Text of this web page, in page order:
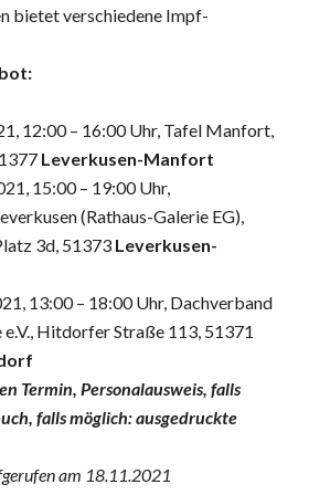
bietet verschiedene Impf-
12:00 – 16:00 Uhr, Tafel Manfort,
Leverkusen-Manfort
15:00 – 19:00 Uhr,
(Rathaus-Galerie EG),
3d, 51373 Leverkusen-
13:00 – 18:00 Uhr, Dachverband
Hitdorfer Straße 113, 51371
Termin, Personalausweis, falls
falls möglich: ausgedruckte
am 18.11.2021